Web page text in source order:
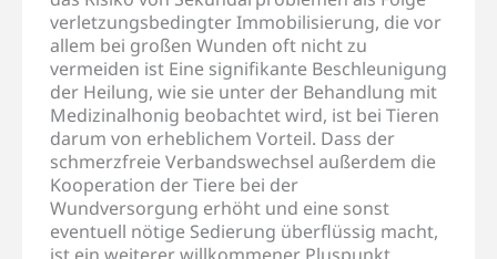
verletzungsbedingter Immobilisierung, die vor
allem bei großen Wunden oft nicht zu
vermeiden ist Eine signifikante Beschleunigung
der Heilung, wie sie unter der Behandlung mit
Medizinalhonig beobachtet wird, ist bei Tieren
darum von erheblichem Vorteil. Dass der
schmerzfreie Verbandswechsel außerdem die
Kooperation der Tiere bei der
Wundversorgung erhöht und eine sonst
eventuell nötige Sedierung überflüssig macht,